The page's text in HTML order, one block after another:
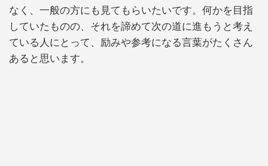
なく、一般の方にも見てもらいたいです。何かを目指
していたものの、それを諦めて次の道に進もうと考え
ている人にとって、励みや参考になる言葉がたくさん
あると思います。